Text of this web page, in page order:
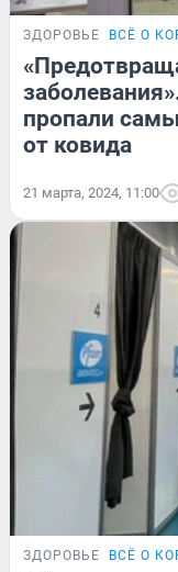
ЗДОРОВЬЕ ВСЁ О
пропали
от ковида
21 марта, 2024, 11:00
ЗДОРОВЬЕ ВСЁ О